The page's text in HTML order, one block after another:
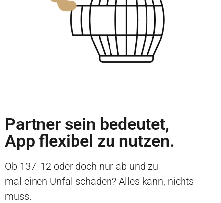
Partner sein bedeutet,
App flexibel zu nutzen.
Ob 137, 12 oder doch nur ab und zu
mal einen Unfallschaden? Alles kann, nichts
muss.